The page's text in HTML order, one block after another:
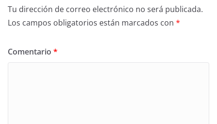
Tu dirección de correo electrónico no será publicada.
Los campos obligatorios están marcados con *
Comentario *